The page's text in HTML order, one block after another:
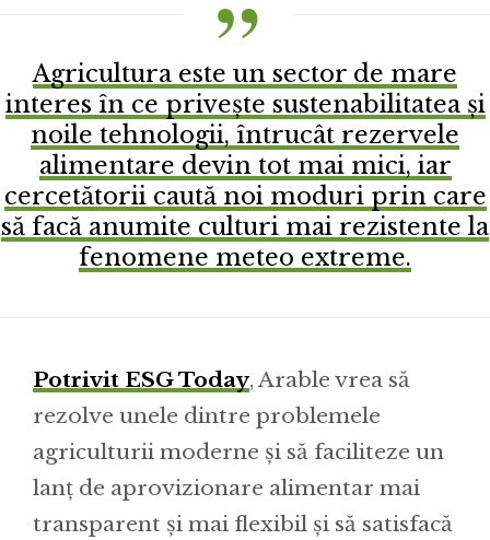
Agricultura este un sector de mare
interes în ce privește sustenabilitatea și
noile tehnologii, întrucât rezervele
alimentare devin tot mai mici, iar
cercetătorii caută noi moduri prin care
să facă anumite culturi mai rezistente la
fenomene meteo extreme.
Potrivit ESG Today, Arable vrea să
rezolve unele dintre problemele
agriculturii moderne și să faciliteze un
lanț de aprovizionare alimentar mai
transparent și mai flexibil și să satisfacă